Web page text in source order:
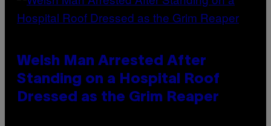
Welsh Man Arrested After
Standing on a Hospital Roof
Dressed as the Grim Reaper